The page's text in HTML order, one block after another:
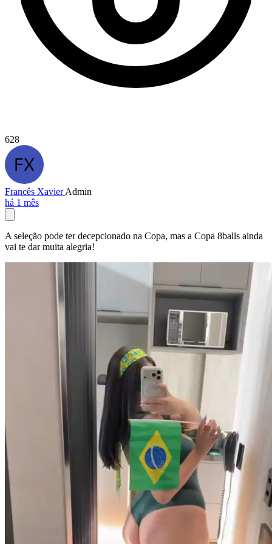
628
Francês XavierAdmin
há 1 mês
A seleção pode ter decepcionado na Copa, mas a Copa 8balls ainda
vai te dar muita alegria!